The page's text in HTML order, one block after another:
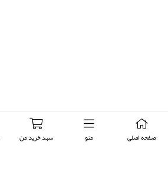
صفحه اصلی منو سبد خرید من